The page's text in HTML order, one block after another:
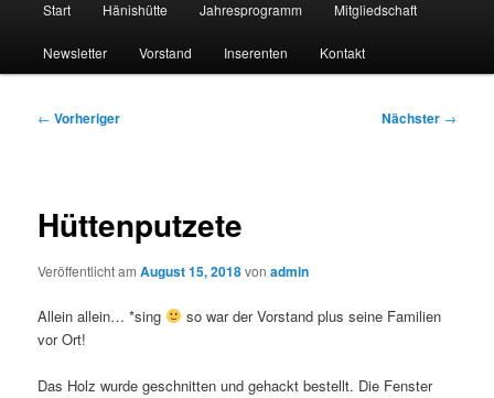
Start Hänishütte Jahresprogramm Mitgliedschaft
Newsletter Vorstand Inserenten Kontakt
Beitragsnavigation
← Vorheriger Nächster →
Hüttenputzete
Veröffentlicht amAugust 15, 2018vonadmin
Allein allein… *sing
so war der Vorstand plus seine Familien
vor Ort!
Das Holz wurde geschnitten und gehackt bestellt. Die Fenster